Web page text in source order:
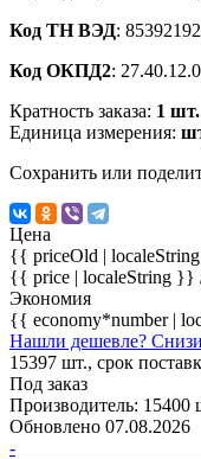
Код ТН ВЭД:
Код ОКПД2:
Кратность заказа: 1 шт.
Единица измерения:
Сохранить или
Цена
{{ priceOld |
{{ price | localeString }}
Экономия
{{ economy*number |
Нашли дешевле?
15397 шт., срок
Под заказ
Производитель: 15400
Обновлено 07.08.2026
-